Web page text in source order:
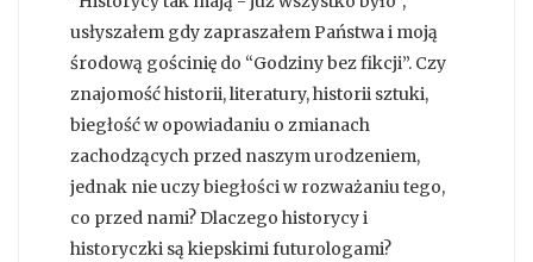
usłyszałem gdy zapraszałem Państwa i moją
środową gościnię do “Godziny bez fikcji”. Czy
znajomość historii, literatury, historii sztuki,
biegłość w opowiadaniu o zmianach
zachodzących przed naszym urodzeniem,
jednak nie uczy biegłości w rozważaniu tego,
co przed nami? Dlaczego historycy i
historyczki są kiepskimi futurologami?